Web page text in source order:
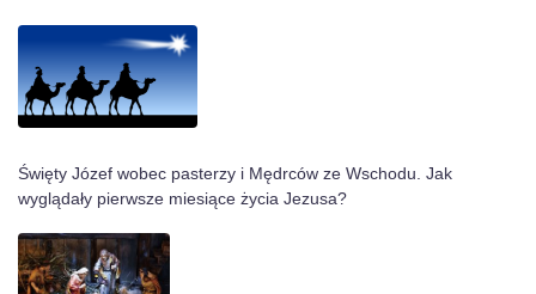
Święty Józef wobec pasterzy i Mędrców ze Wschodu. Jak
wyglądały pierwsze miesiące życia Jezusa?